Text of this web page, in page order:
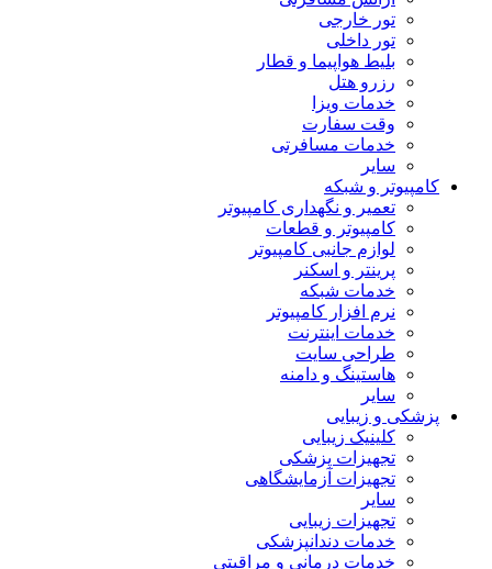
تور خارجی
تور داخلی
بلیط هواپیما و قطار
رزرو هتل
خدمات ویزا
وقت سفارت
خدمات مسافرتی
سایر
کامپیوتر و شبکه
تعمیر و نگهداری کامپیوتر
کامپیوتر و قطعات
لوازم جانبی کامپیوتر
پرینتر و اسکنر
خدمات شبکه
نرم افزار کامپیوتر
خدمات اینترنت
طراحی سایت
هاستینگ و دامنه
سایر
پزشکی و زیبایی
کلینیک زیبایی
تجهیزات پزشکی
تجهیزات آزمایشگاهی
سایر
تجهیزات زیبایی
خدمات دندانپزشکی
خدمات درمانی و مراقبتی